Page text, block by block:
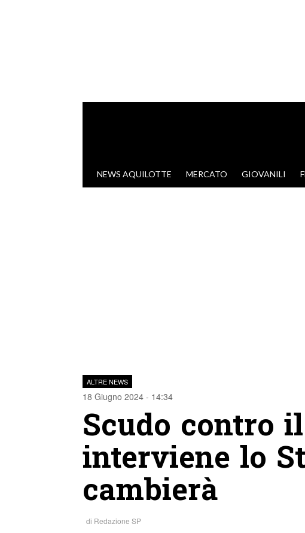
VAI AL CONTENUTO
NEWS AQUILOTTE MERCATO GIOVANILI
ALTRE NEWS
18 Giugno 2024 - 14:34
Scudo contro
interviene lo
cambierà
di Redazione SP